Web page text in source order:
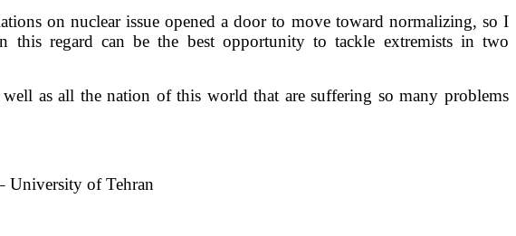
on nuclear issue opened a door to move toward normalizing, so I
regard can be the best opportunity to tackle extremists in two
as all the nation of this world that are suffering so many problems
University of Tehran